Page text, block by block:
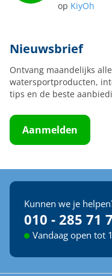
op KiyOh
Nieuwsbrief
Ontvang maandelijks
watersportproducten,
tips en de beste
Aanmelden
Kunnen we je
010 - 285 71
Vandaag open tot